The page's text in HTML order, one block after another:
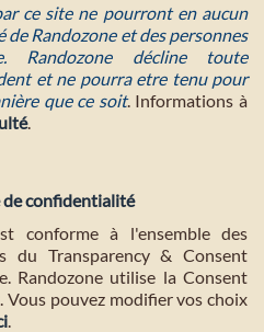
ce site ne pourront en aucun
de Randozone et des personnes
décline toute
et ne pourra etre tenu pour
que ce soit. Informations à
.
confidentialité
conforme à l'ensemble des
du Transparency & Consent
Randozone utilise la Consent
Vous pouvez modifier vos choix
.